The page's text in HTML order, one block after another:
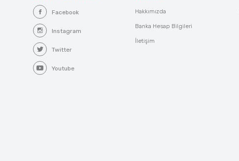
Facebook
Instagram
Twitter
Youtube
Hakkımızda
Banka Hesap Bilgileri
İletişim